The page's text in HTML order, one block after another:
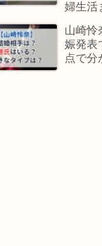
婦生活
山崎怜
娠発表
点で分